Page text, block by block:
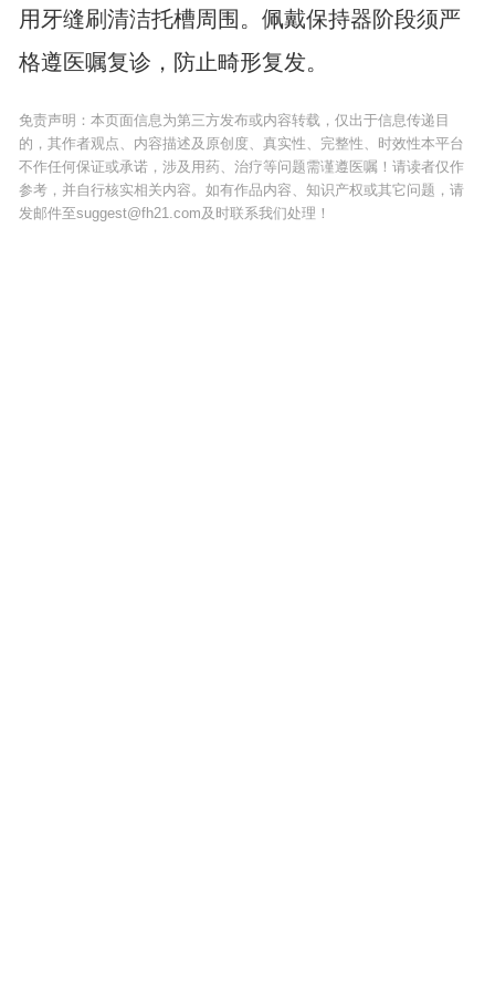
用牙缝刷清洁托槽周围。佩戴保持器阶段须严
格遵医嘱复诊，防止畸形复发。
免责声明：本页面信息为第三方发布或内容转载，仅出于信息传递目
的，其作者观点、内容描述及原创度、真实性、完整性、时效性本平台
不作任何保证或承诺，涉及用药、治疗等问题需谨遵医嘱！请读者仅作
参考，并自行核实相关内容。如有作品内容、知识产权或其它问题，请
发邮件至suggest@fh21.com及时联系我们处理！